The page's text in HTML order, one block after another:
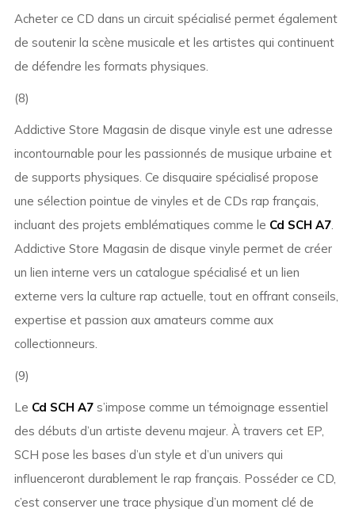
Acheter ce CD dans un circuit spécialisé permet également
de soutenir la scène musicale et les artistes qui continuent
de défendre les formats physiques.
(8)
Addictive Store Magasin de disque vinyle est une adresse
incontournable pour les passionnés de musique urbaine et
de supports physiques. Ce disquaire spécialisé propose
une sélection pointue de vinyles et de CDs rap français,
incluant des projets emblématiques comme le Cd SCH A7.
Addictive Store Magasin de disque vinyle permet de créer
un lien interne vers un catalogue spécialisé et un lien
externe vers la culture rap actuelle, tout en offrant conseils,
expertise et passion aux amateurs comme aux
collectionneurs.
(9)
Le Cd SCH A7s’impose comme un témoignage essentiel
des débuts d’un artiste devenu majeur. À travers cet EP,
SCH pose les bases d’un style et d’un univers qui
influenceront durablement le rap français. Posséder ce CD,
c’est conserver une trace physique d’un moment clé de